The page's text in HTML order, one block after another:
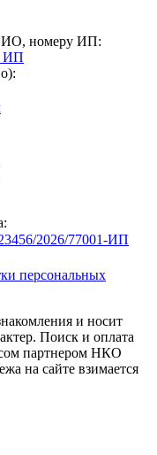
номеру ИП:
ИП
2026/77001-ИП
персональных
и носит
Поиск и оплата
партнером НКО
на сайте взимается